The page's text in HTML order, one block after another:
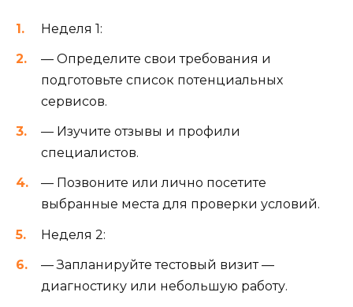
Неделя 1:
— Определите свои требования и
подготовьте список потенциальных
сервисов.
— Изучите отзывы и профили
специалистов.
— Позвоните или лично посетите
выбранные места для проверки условий.
Неделя 2:
— Запланируйте тестовый визит —
диагностику или небольшую работу.